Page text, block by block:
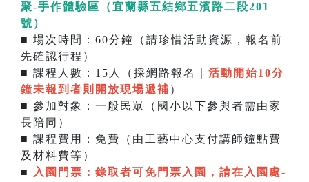
聚-手作體驗區（宜蘭縣五結鄉五濱路二段201
號）
■ 場次時間：60分鐘（請珍惜活動資源，報名前
先確認行程）
■ 課程人數：15人（採網路報名｜ 活動開始10分
鐘未報到者則開放現場遞補 ）
■ 參加對象：一般民眾（國小以下參與者需由家
長陪同）
■ 課程費用：免費（由工藝中心支付講師鐘點費
及材料費等）
■
入園門票： 錄取者可免門票入園，請在入園處-